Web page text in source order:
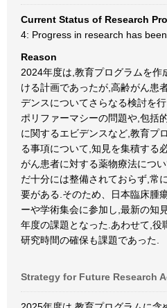
Current Status of Research
4: Progress in research has been
Reason
2024年度は,教育プログラムを作
ける計画であったが,高齢がん患
デンスについてさらなる検討を
ポリファーマシーの問題や,包括
に関するエビデンスなど,教育プ
る事項について,知見を集積する
がん患者に対する薬物療法につ
だ十分には整備されておらず,常
要がある.そのため、日本臨床腫
ーや学術集会に参加し,最新の知
年度の課題となった.あわせて,役
研究時間の確保も課題であった.
Strategy for Future Research